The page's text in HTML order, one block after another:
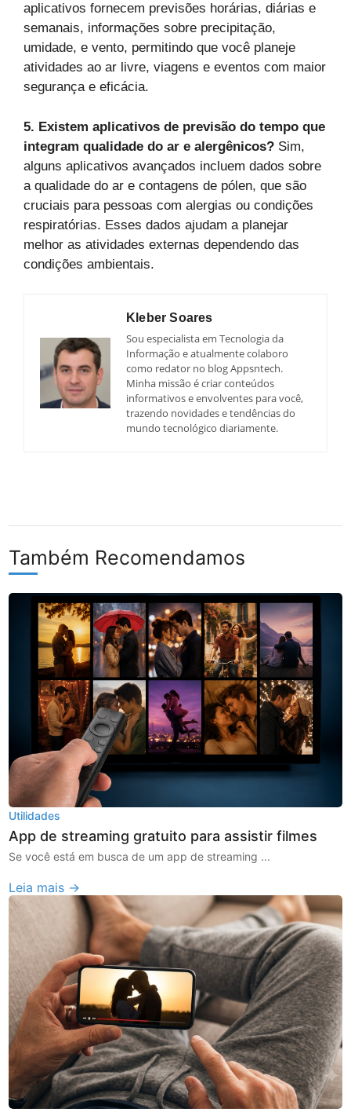
aplicativos fornecem previsões horárias, diárias e
semanais, informações sobre precipitação,
umidade, e vento, permitindo que você planeje
atividades ao ar livre, viagens e eventos com maior
segurança e eficácia.
5. Existem aplicativos de previsão do tempo que
integram qualidade do ar e alergênicos? Sim,
alguns aplicativos avançados incluem dados sobre
a qualidade do ar e contagens de pólen, que são
cruciais para pessoas com alergias ou condições
respiratórias. Esses dados ajudam a planejar
melhor as atividades externas dependendo das
condições ambientais.
Kleber Soares
Sou especialista em Tecnologia da
Informação e atualmente colaboro
como redator no blog Appsntech.
Minha missão é criar conteúdos
informativos e envolventes para você,
trazendo novidades e tendências do
mundo tecnológico diariamente.
Também Recomendamos
Utilidades
App de streaming gratuito para assistir filmes
Se você está em busca de um app de streaming ...
Leia mais →